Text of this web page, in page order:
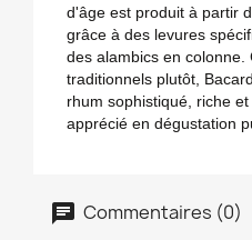
d'âge est produit à partir
grâce à des levures
des alambics en
traditionnels plutôt,
rhum sophistiqué, riche
apprécié en dégustation
Commentaires (0)